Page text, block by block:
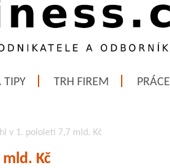
TIPY TRH FIREM PRÁCE
v 1. pololetí 7,7 mld. Kč
Kč